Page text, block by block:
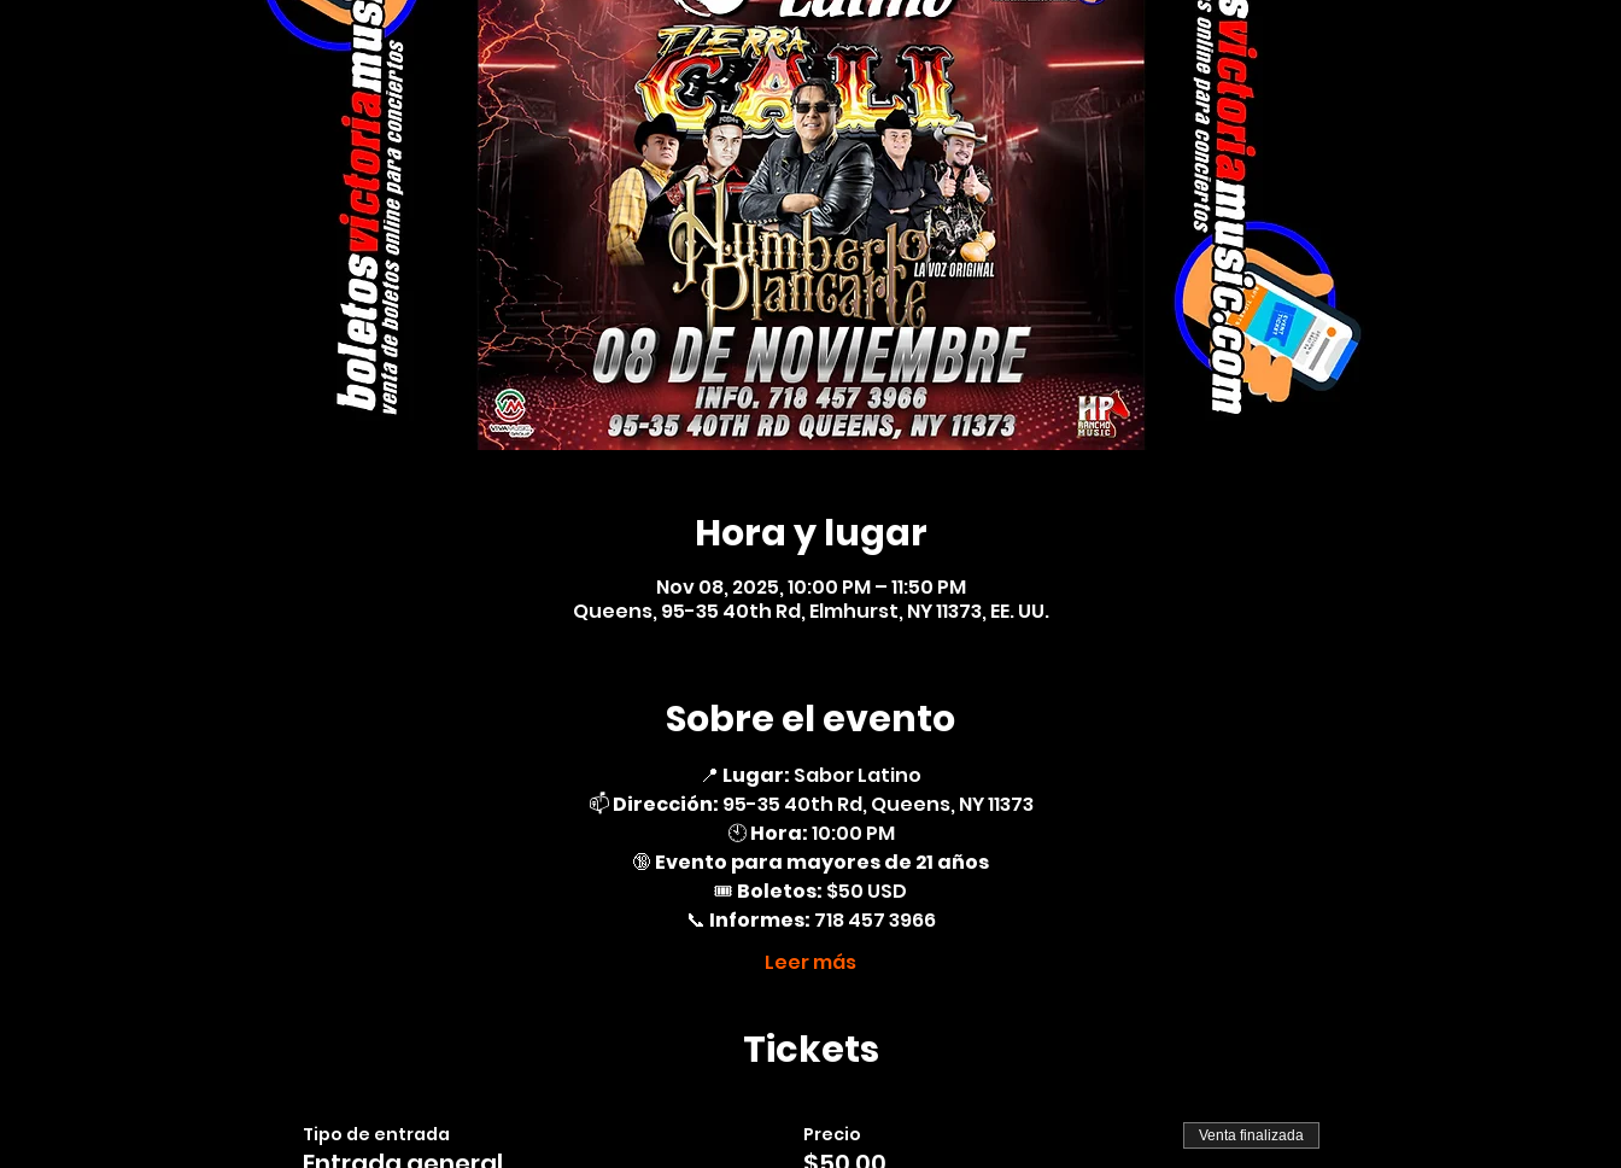
Hora y lugar
Nov 08, 2025, 10:00 PM – 11:50 PM
Queens, 95-35 40th Rd, Elmhurst, NY 11373, EE. UU.
Sobre el evento
📍 Lugar: Sabor Latino
📫 Dirección: 95-35 40th Rd, Queens, NY 11373
🕙 Hora: 10:00 PM
🔞 Evento para mayores de 21 años
🎟️ Boletos: $50 USD
📞 Informes: 718 457 3966
Leer más
Tickets
Tipo de entrada Precio Venta finalizada